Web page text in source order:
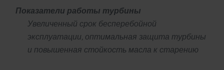
Показатели работы турбины
Увеличенный срок бесперебойной
эксплуатации, оптимальная защита турбины
и повышенная стойкость масла к старению